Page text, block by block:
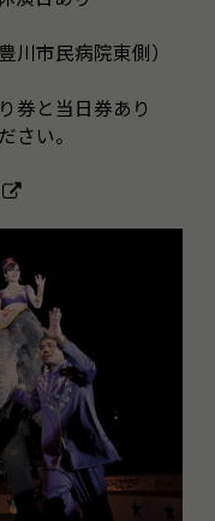
市民病院東側）
券と当日券あり
い。